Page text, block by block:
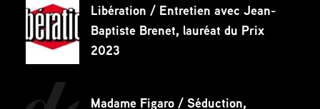
Libération / Entretien avec Jean-
Baptiste Brenet, lauréat du Prix
2023
Madame Figaro / Séduction,